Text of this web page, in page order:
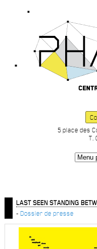
5 place des
T.
LAST SEEN STANDING
- Dossier de presse